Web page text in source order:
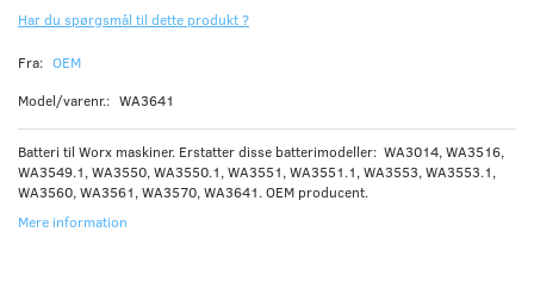
Har du spørgsmål til dette produkt ?
Fra: OEM
Model/varenr.: WA3641
Batteri til Worx maskiner. Erstatter disse batterimodeller: WA3014, WA3516,
WA3549.1, WA3550, WA3550.1, WA3551, WA3551.1, WA3553, WA3553.1,
WA3560, WA3561, WA3570, WA3641. OEM producent.
Mere information